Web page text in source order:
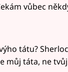
vůbec
tátu?
můj táta, ne